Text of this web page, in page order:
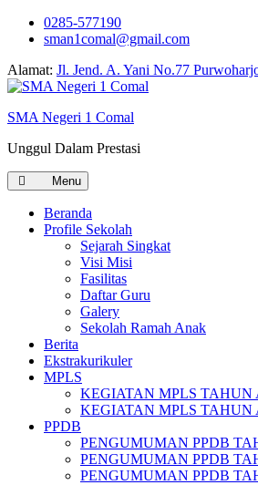
0285-577190
sman1comal@gmail.com
Alamat: Jl. Jend. A. Yani No.77
SMA Negeri 1 Comal
Unggul Dalam Prestasi
Menu
Beranda
Profile Sekolah
Sejarah Singkat
Visi Misi
Fasilitas
Daftar Guru
Galery
Sekolah Ramah Anak
Berita
Ekstrakurikuler
MPLS
KEGIATAN MPLS TAHUN
KEGIATAN MPLS TAHUN
PPDB
PENGUMUMAN PPDB
PENGUMUMAN PPDB
PENGUMUMAN PPDB